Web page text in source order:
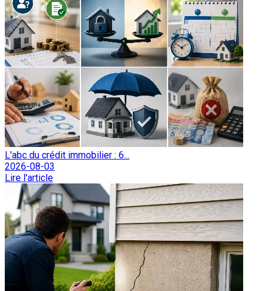
L'abc du crédit immobilier : 6...
2026-08-03
Lire l'article